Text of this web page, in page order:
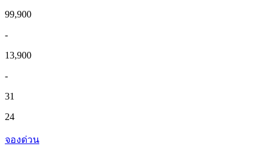
99,900
-
13,900
-
31
24
จองด่วน